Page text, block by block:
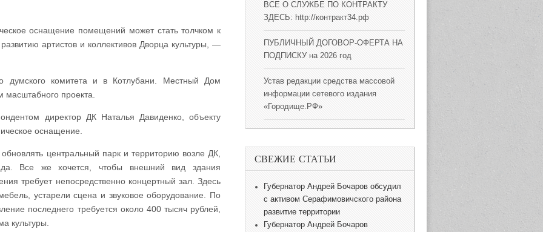
оснащение помещений может стать толчком к
артистов и коллективов Дворца культуры, —
думского комитета и в Котлубани. Местный Дом
масштабного проекта.
директор ДК Наталья Давиденко, объекту
оснащение.
центральный парк и территорию возле ДК,
Все же хочется, чтобы внешний вид здания
требует непосредственно концертный зал. Здесь
устарели сцена и звуковое оборудование. По
последнего требуется около 400 тысяч рублей,
культуры.
ВСЕ О СЛУЖБЕ ПО КОНТРАКТУ
ЗДЕСЬ: http://контракт34.рф
ПУБЛИЧНЫЙ ДОГОВОР-ОФЕРТА НА
ПОДПИСКУ на 2026 год
Устав редакции средства массовой
информации сетевого издания
«Городище.РФ»
СВЕЖИЕ СТАТЬИ
Губернатор Андрей Бочаров обсудил
с активом Серафимовичского района
развитие территории
Губернатор Андрей Бочаров